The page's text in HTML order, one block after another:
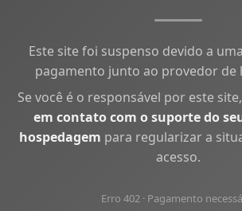
Este site foi suspenso devido a
pagamento junto ao provedor de
Se você é o responsável por este
em contato com o suporte do
hospedagem para regularizar a
acesso.
Erro 402 · Pagamento